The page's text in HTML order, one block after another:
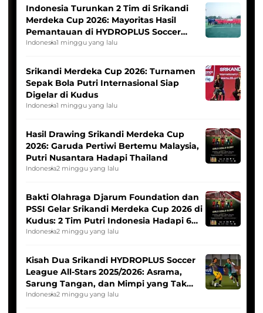
Indonesia Turunkan 2 Tim di Srikandi
Merdeka Cup 2026: Mayoritas Hasil
Pemantauan di HYDROPLUS Soccer
League
Indonesia1 minggu yang lalu
Srikandi Merdeka Cup 2026: Turnamen
Sepak Bola Putri Internasional Siap
Digelar di Kudus
Indonesia1 minggu yang lalu
Hasil Drawing Srikandi Merdeka Cup
2026: Garuda Pertiwi Bertemu Malaysia,
Putri Nusantara Hadapi Thailand
Indonesia2 minggu yang lalu
Bakti Olahraga Djarum Foundation dan
PSSI Gelar Srikandi Merdeka Cup 2026 di
Kudus: 2 Tim Putri Indonesia Hadapi 6
Tim Asia
Indonesia2 minggu yang lalu
Kisah Dua Srikandi HYDROPLUS Soccer
League All-Stars 2025/2026: Asrama,
Sarung Tangan, dan Mimpi yang Tak
Pernah Padam
Indonesia2 minggu yang lalu